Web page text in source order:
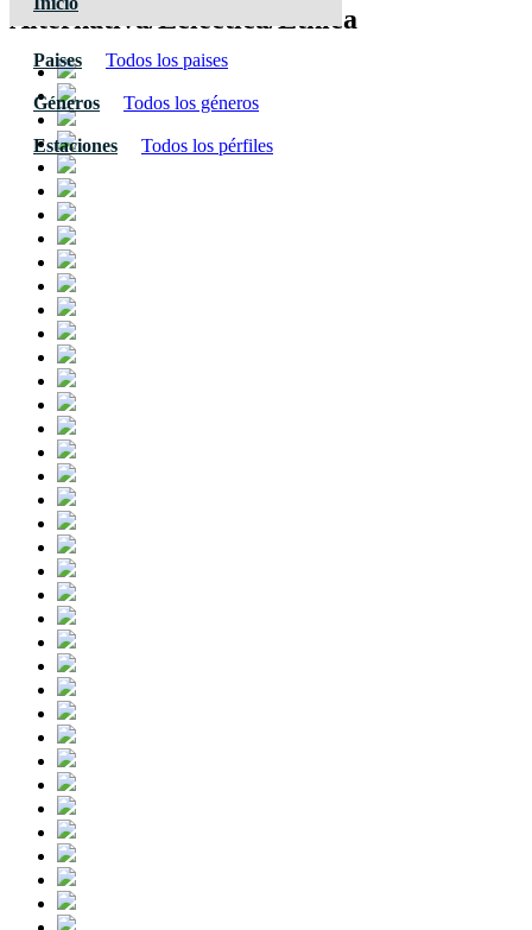
Paises Todos los paises
Géneros Todos los géneros
Estaciones Todos los pérfiles
Alternativa/Ecléctica/Étnica